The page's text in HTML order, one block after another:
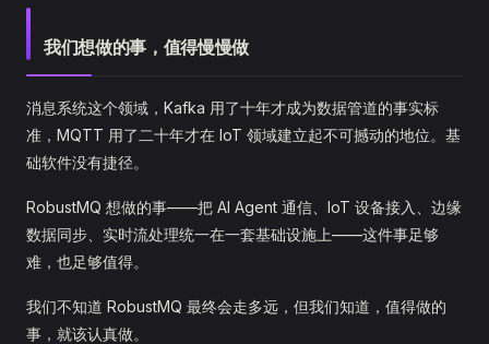
我们想做的事，值得慢慢做
消息系统这个领域，Kafka 用了十年才成为数据管道的事实标
准，MQTT 用了二十年才在 IoT 领域建立起不可撼动的地位。基
础软件没有捷径。
RobustMQ 想做的事——把 AI Agent 通信、IoT 设备接入、边缘
数据同步、实时流处理统一在一套基础设施上——这件事足够
难，也足够值得。
我们不知道 RobustMQ 最终会走多远，但我们知道，值得做的
事，就该认真做。